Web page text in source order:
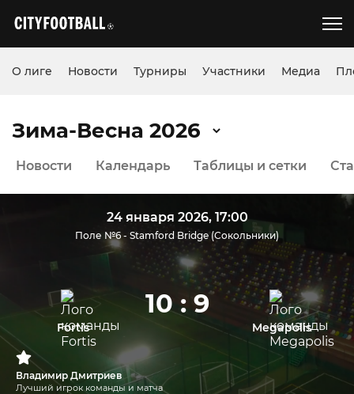
О лиге Новости Турниры Участники Медиа
Зима-Весна 2026
Новости Календарь Таблицы и сетки
24 января 2026, 17:00
Поле №6 - Stamford Bridge (Сокольники)
Fortis
10 : 9
Megapolis
Владимир Дмитриев
Лучший игрок команды и матча